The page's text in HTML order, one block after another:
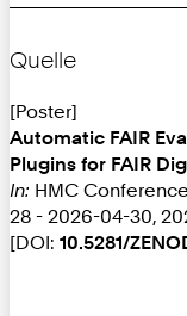
Quelle
[Poster]
Automatic FAIR
Plugins for FAIR
In: HMC
28 - 2026-04-30,
[DOI: 10.5281/